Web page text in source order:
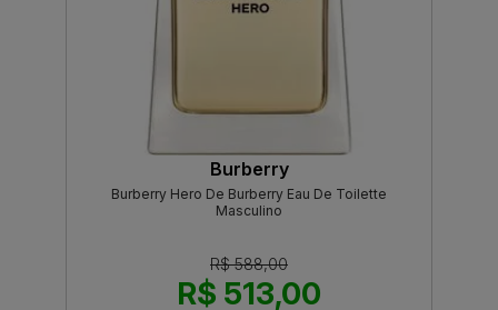
Burberry
Burberry Hero De Burberry Eau De Toilette
Masculino
R$ 588,00
R$ 513,00